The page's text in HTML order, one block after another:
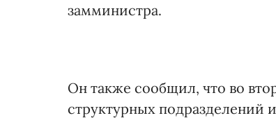
замминистра.
Он также сообщил, что во
структурных подразделений